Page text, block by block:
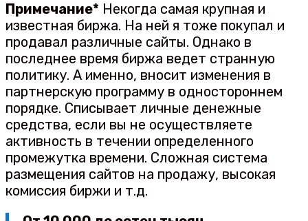
Примечание* Некогда самая крупная и
известная биржа. На ней я тоже покупал и
продавал различные сайты. Однако в
последнее время биржа ведет странную
политику. А именно, вносит изменения в
партнерскую программу в одностороннем
порядке. Списывает личные денежные
средства, если вы не осуществляете
активность в течении определенного
промежутка времени. Сложная система
размещения сайтов на продажу, высокая
комиссия биржи и т.д.